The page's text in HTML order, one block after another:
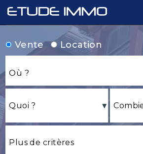
Vente Location